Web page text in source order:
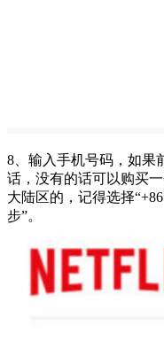
8、输入手机号码，如果
话，没有的话可以购买
大陆区的，记得选择
步”。